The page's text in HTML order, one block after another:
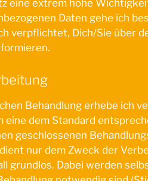
eine extrem hohe
Daten gehe ich
verpflichtet, Dich/Sie über
Behandlung erhebe ich
eine dem Standard
geschlossenen
nur dem Zweck der
grundlos. Dabei werden